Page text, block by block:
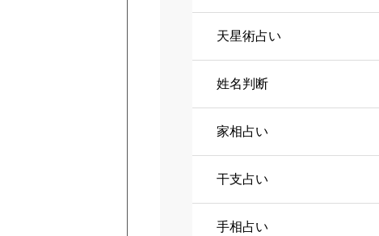
天星術占い
姓名判断
家相占い
干支占い
手相占い